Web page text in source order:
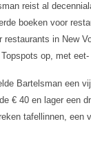
reist al
boeken voor
restaurants in New
op, met
Bartelsman een
€ 40 en lager een
tafellinnen,